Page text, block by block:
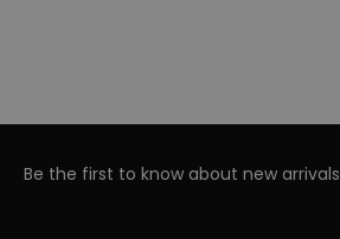
Be the first to know about new arrivals